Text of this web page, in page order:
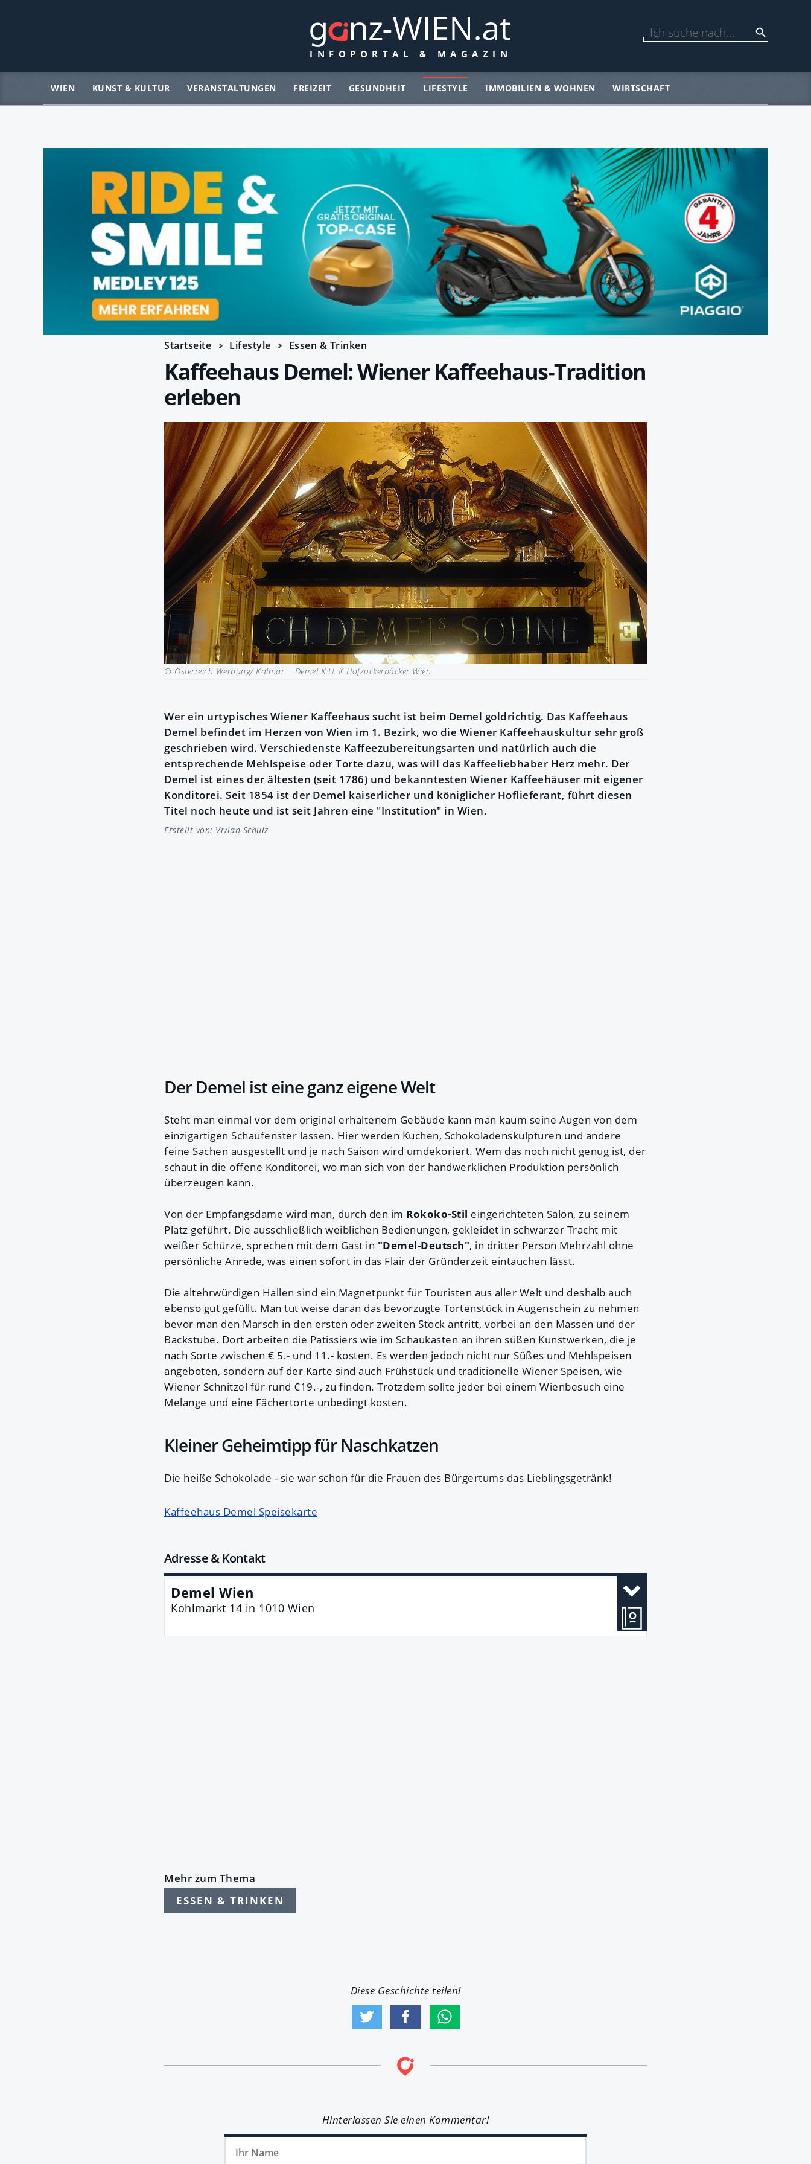
WIEN KUNST & KULTUR VERANSTALTUNGEN FREIZEIT GESUNDHEIT LIFESTYLE IMMOBILIEN & WOHNEN WIRTSCHAFT
Startseite Lifestyle Essen & Trinken
Kaffeehaus Demel: Wiener Kaffeehaus-Tradition
erleben
© Österreich Werbung/ Kalmar | Demel K.U. K Hofzuckerbäcker Wien
Wer ein urtypisches Wiener Kaffeehaus sucht ist beim Demel goldrichtig. Das Kaffeehaus
Demel befindet im Herzen von Wien im 1. Bezirk, wo die Wiener Kaffeehauskultur sehr groß
geschrieben wird. Verschiedenste Kaffeezubereitungsarten und natürlich auch die
entsprechende Mehlspeise oder Torte dazu, was will das Kaffeeliebhaber Herz mehr. Der
Demel ist eines der ältesten (seit 1786) und bekanntesten Wiener Kaffeehäuser mit eigener
Konditorei. Seit 1854 ist der Demel kaiserlicher und königlicher Hoflieferant, führt diesen
Titel noch heute und ist seit Jahren eine "Institution" in Wien.
Erstellt von: Vivian Schulz
Der Demel ist eine ganz eigene Welt
Steht man einmal vor dem original erhaltenem Gebäude kann man kaum seine Augen von dem
einzigartigen Schaufenster lassen. Hier werden Kuchen, Schokoladenskulpturen und andere
feine Sachen ausgestellt und je nach Saison wird umdekoriert. Wem das noch nicht genug ist, der
schaut in die offene Konditorei, wo man sich von der handwerklichen Produktion persönlich
überzeugen kann.
Von der Empfangsdame wird man, durch den im Rokoko-Stil eingerichteten Salon, zu seinem
Platz geführt. Die ausschließlich weiblichen Bedienungen, gekleidet in schwarzer Tracht mit
weißer Schürze, sprechen mit dem Gast in "Demel-Deutsch", in dritter Person Mehrzahl ohne
persönliche Anrede, was einen sofort in das Flair der Gründerzeit eintauchen lässt.
Die altehrwürdigen Hallen sind ein Magnetpunkt für Touristen aus aller Welt und deshalb auch
ebenso gut gefüllt. Man tut weise daran das bevorzugte Tortenstück in Augenschein zu nehmen
bevor man den Marsch in den ersten oder zweiten Stock antritt, vorbei an den Massen und der
Backstube. Dort arbeiten die Patissiers wie im Schaukasten an ihren süßen Kunstwerken, die je
nach Sorte zwischen € 5.- und 11.- kosten. Es werden jedoch nicht nur Süßes und Mehlspeisen
angeboten, sondern auf der Karte sind auch Frühstück und traditionelle Wiener Speisen, wie
Wiener Schnitzel für rund €19.-, zu finden. Trotzdem sollte jeder bei einem Wienbesuch eine
Melange und eine Fächertorte unbedingt kosten.
Kleiner Geheimtipp für Naschkatzen
Die heiße Schokolade - sie war schon für die Frauen des Bürgertums das Lieblingsgetränk!
Kaffeehaus Demel Speisekarte
Adresse & Kontakt
Demel Wien
Kohlmarkt 14 in 1010 Wien
Mehr zum Thema
ESSEN & TRINKEN
Diese Geschichte teilen!
Hinterlassen Sie einen Kommentar!